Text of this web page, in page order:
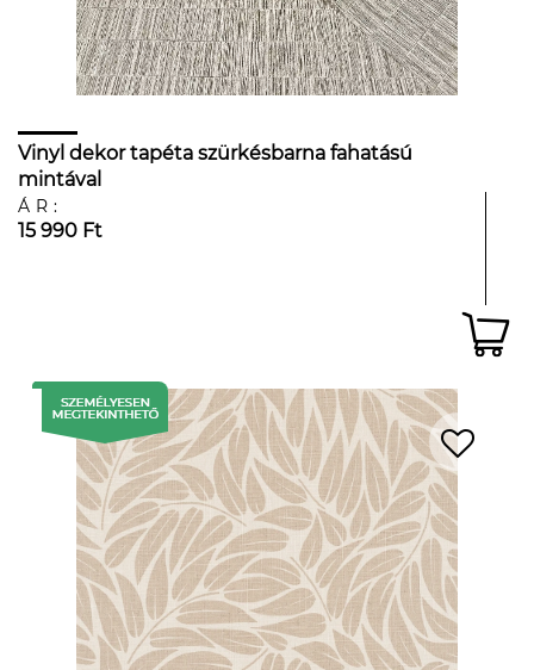
Vinyl dekor tapéta szürkésbarna fahatású
mintával
ÁR:
15 990 Ft